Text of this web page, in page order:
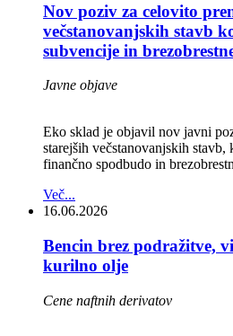
Nov poziv za celovito
večstanovanjskih stavb
subvencije in
Javne objave
Eko sklad je objavil nov javni
starejših večstanovanjskih
finančno spodbudo in
Več...
16.06.2026
Bencin brez podražitve,
kurilno olje
Cene naftnih derivatov